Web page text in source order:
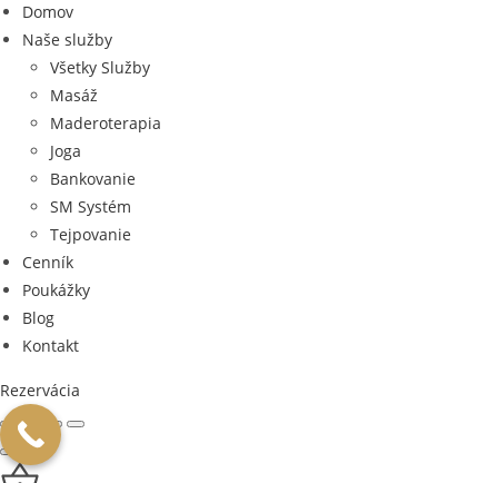
Domov
Naše služby
Všetky Služby
Masáž
Maderoterapia
Joga
Bankovanie
SM Systém
Tejpovanie
Cenník
Poukážky
Blog
Kontakt
Rezervácia